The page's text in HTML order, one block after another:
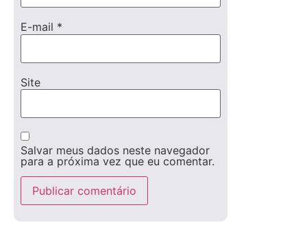
E-mail *
Site
Salvar meus dados neste navegador
para a próxima vez que eu comentar.